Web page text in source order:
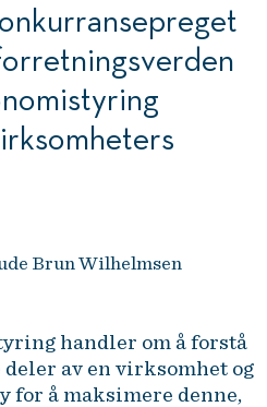
Brun Wilhelmsen
handler om å forstå
av en virksomhet og
for å maksimere denne,